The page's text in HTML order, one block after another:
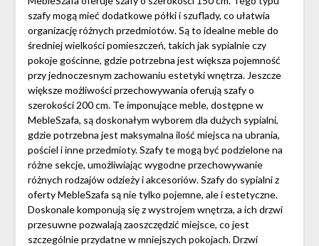
szafy mogą mieć dodatkowe półki i szuflady, co ułatwia
organizację różnych przedmiotów. Są to idealne meble do
średniej wielkości pomieszczeń, takich jak sypialnie czy
pokoje gościnne, gdzie potrzebna jest większa pojemność
przy jednoczesnym zachowaniu estetyki wnętrza. Jeszcze
większe możliwości przechowywania oferują szafy o
szerokości 200 cm. Te imponujące meble, dostępne w
MebleSzafa, są doskonałym wyborem dla dużych sypialni,
gdzie potrzebna jest maksymalna ilość miejsca na ubrania,
pościel i inne przedmioty. Szafy te mogą być podzielone na
różne sekcje, umożliwiając wygodne przechowywanie
różnych rodzajów odzieży i akcesoriów. Szafy do sypialni z
oferty MebleSzafa są nie tylko pojemne, ale i estetyczne.
Doskonale komponują się z wystrojem wnętrza, a ich drzwi
przesuwne pozwalają zaoszczędzić miejsce, co jest
szczególnie przydatne w mniejszych pokojach. Drzwi